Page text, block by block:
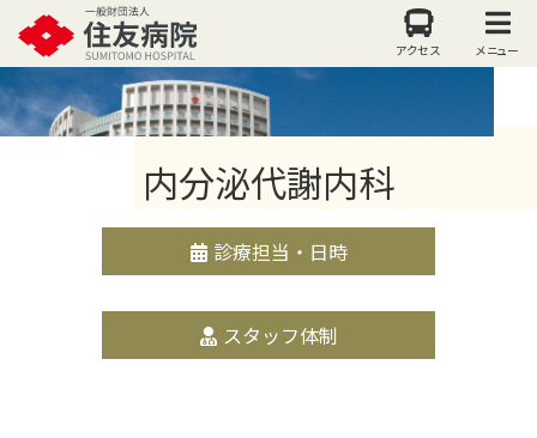
アクセス メニュー
内分泌代謝内科
診療担当・日時
スタッフ体制